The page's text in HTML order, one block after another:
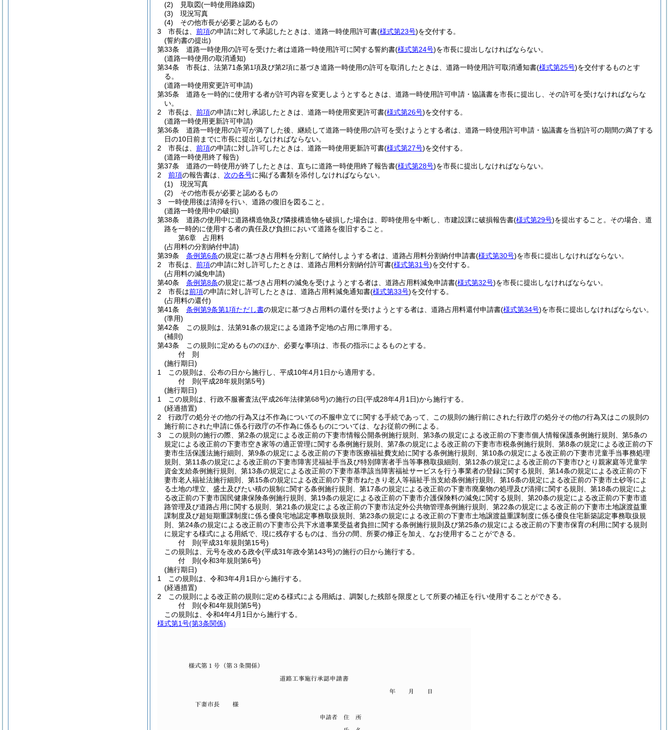
(2)
見取図(一時使用路線図)
(3)
現況写真
(4)
その他市長が必要と認めるもの
3
市長は、 前項の申請に対して承認したときは、道路一時使用許可書(様式第23号)を交付する。
(誓約書の提出)
第33条
道路一時使用の許可を受けた者は道路一時使用許可に関する誓約書(様式第24号)を市長に提出しなければならない。
(道路一時使用の取消通知)
第34条
市長は、法第71条第1項及び第2項に基づき道路一時使用の許可を取消したときは、道路一時使用許可取消通知書(様式第25号)を交付するものとす
る。
(道路一時使用変更許可申請)
第35条
道路を一時的に使用する者が許可内容を変更しようとするときは、道路一時使用許可申請・協議書を市長に提出し、その許可を受けなければならな
い。
2
市長は、 前項の申請に対し承認したときは、道路一時使用変更許可書(様式第26号)を交付する。
(道路一時使用更新許可申請)
第36条
道路一時使用の許可が満了した後、継続して道路一時使用の許可を受けようとする者は、道路一時使用許可申請・協議書を当初許可の期間の満了する
日の10日前までに市長に提出しなければならない。
2
市長は、 前項の申請に対し許可したときは、道路一時使用更新許可書(様式第27号)を交付する。
(道路一時使用終了報告)
第37条
道路の一時使用が終了したときは、直ちに道路一時使用終了報告書(様式第28号)を市長に提出しなければならない。
2
前項の報告書は、 次の各号に掲げる書類を添付しなければならない。
(1)
現況写真
(2)
その他市長が必要と認めるもの
3
一時使用後は清掃を行い、道路の復旧を図ること。
(道路一時使用中の破損)
第38条
道路の使用中に道路構造物及び隣接構造物を破損した場合は、即時使用を中断し、市建設課に破損報告書(様式第29号)を提出すること。 その場合、道
路を一時的に使用する者の責任及び負担において道路を復旧すること。
第6章
占用料
(占用料の分割納付申請)
第39条
条例第6条の規定に基づき占用料を分割して納付しようする者は、道路占用料分割納付申請書(様式第30号)を市長に提出しなければならない。
2
市長は、 前項の申請に対し許可したときは、道路占用料分割納付許可書(様式第31号)を交付する。
(占用料の減免申請)
第40条
条例第8条の規定に基づき占用料の減免を受けようとする者は、道路占用料減免申請書(様式第32号)を市長に提出しなければならない。
2
市長は前項の申請に対し許可したときは、道路占用料減免通知書(様式第33号)を交付する。
(占用料の還付)
第41条
条例第9条第1項ただし書の規定に基づき占用料の還付を受けようとする者は、道路占用料還付申請書(様式第34号)を市長に提出しなければならない。
(準用)
第42条
この規則は、法第91条の規定による道路予定地の占用に準用する。
(補則)
第43条
この規則に定めるもののほか、必要な事項は、市長の指示によるものとする。
付 則
(施行期日)
1
この規則は、公布の日から施行し、平成10年4月1日から適用する。
付 則(平成28年規則第5号)
(施行期日)
1
この規則は、行政不服審査法(平成26年法律第68号)の施行の日(平成28年4月1日)から施行する。
(経過措置)
2
行政庁の処分その他の行為又は不作為についての不服申立てに関する手続であって、この規則の施行前にされた行政庁の処分その他の行為又はこの規則の
施行前にされた申請に係る行政庁の不作為に係るものについては、なお従前の例による。
3
この規則の施行の際、第2条の規定による改正前の下妻市情報公開条例施行規則、第3条の規定による改正前の下妻市個人情報保護条例施行規則、第5条の
規定による改正前の下妻市空き家等の適正管理に関する条例施行規則、第7条の規定による改正前の下妻市市税条例施行規則、第8条の規定による改正前の下
妻市生活保護法施行細則、第9条の規定による改正前の下妻市医療福祉費支給に関する条例施行規則、第10条の規定による改正前の下妻市児童手当事務処理
規則、第11条の規定による改正前の下妻市障害児福祉手当及び特別障害者手当等事務取扱細則、第12条の規定による改正前の下妻市ひとり親家庭等児童学
資金支給条例施行規則、第13条の規定による改正前の下妻市基準該当障害福祉サービスを行う事業者の登録に関する規則、第14条の規定による改正前の下
妻市老人福祉法施行細則、第15条の規定による改正前の下妻市ねたきり老人等福祉手当支給条例施行規則、第16条の規定による改正前の下妻市土砂等によ
る土地の埋立、盛土及びたい積の規制に関する条例施行規則、第17条の規定による改正前の下妻市廃棄物の処理及び清掃に関する規則、第18条の規定によ
る改正前の下妻市国民健康保険条例施行規則、第19条の規定による改正前の下妻市介護保険料の減免に関する規則、第20条の規定による改正前の下妻市道
路管理及び道路占用に関する規則、第21条の規定による改正前の下妻市法定外公共物管理条例施行規則、第22条の規定による改正前の下妻市土地譲渡益重
課制度及び超短期重課制度に係る優良宅地認定事務取扱規則、第23条の規定による改正前の下妻市土地譲渡益重課制度に係る優良住宅新築認定事務取扱規
則、第24条の規定による改正前の下妻市公共下水道事業受益者負担に関する条例施行規則及び第25条の規定による改正前の下妻市保育の利用に関する規則
に規定する様式による用紙で、現に残存するものは、当分の間、所要の修正を加え、なお使用することができる。
付 則(平成31年規則第15号)
この規則は、元号を改める政令(平成31年政令第143号)の施行の日から施行する。
付 則(令和3年規則第6号)
(施行期日)
1
この規則は、令和3年4月1日から施行する。
(経過措置)
2
この規則による改正前の規則に定める様式による用紙は、調製した残部を限度として所要の補正を行い使用することができる。
付 則(令和4年規則第5号)
この規則は、令和4年4月1日から施行する。
様式第1号(第3条関係)